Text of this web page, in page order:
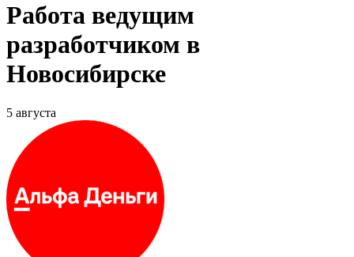
Работа ведущим
разработчиком в
Новосибирске
5 августа